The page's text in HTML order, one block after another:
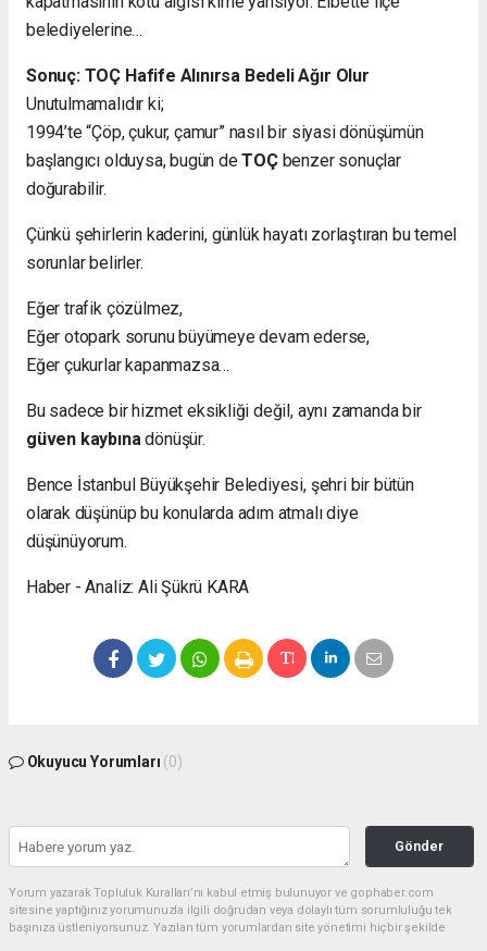
belediyelerine…
Sonuç: TOÇ Hafife Alınırsa Bedeli Ağır Olur
Unutulmamalıdır ki;
1994’te “Çöp, çukur, çamur” nasıl bir siyasi dönüşümün
başlangıcı olduysa, bugün deTOÇbenzer sonuçlar
doğurabilir.
Çünkü şehirlerin kaderini, günlük hayatı zorlaştıran bu temel
sorunlar belirler.
Eğer trafik çözülmez,
Eğer otopark sorunu büyümeye devam ederse,
Eğer çukurlar kapanmazsa…
Bu sadece bir hizmet eksikliği değil, aynı zamanda bir
güven kaybınadönüşür.
Bence İstanbul Büyükşehir Belediyesi, şehri bir bütün
olarak düşünüp bu konularda adım atmalı diye
düşünüyorum.
Haber - Analiz: Ali Şükrü KARA
Okuyucu Yorumları (0)
Gönder
Yorum yazarak Topluluk Kuralları’nı kabul etmiş bulunuyor ve gophaber.com
sitesine yaptığınız yorumunuzla ilgili doğrudan veya dolaylı tüm sorumluluğu tek
başınıza üstleniyorsunuz. Yazılan tüm yorumlardan site yönetimi hiçbir şekilde